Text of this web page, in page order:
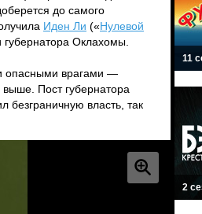
до самого
Иден Ли («Нулевой
Оклахомы.
опасными врагами —
Пост губернатора
безграничную власть, так
11
2